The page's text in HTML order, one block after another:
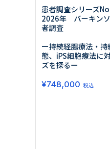
骨・関節
循環器・代謝
泌尿器・婦人
調査の種類から探す
市場調査
戦略調査
患者調査シリーズ
2026年 パーキンソ
者調査
ー持続経腸療法・
態、iPS細胞療法に
ズを探るー
¥748,000 税込